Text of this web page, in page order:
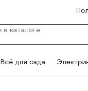
Всё для сада